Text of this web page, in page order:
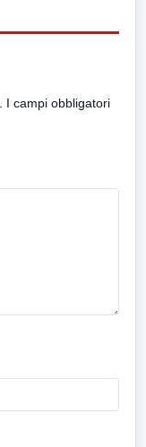
I campi obbligatori